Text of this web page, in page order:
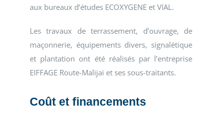
aux bureaux d’études ECOXYGENE et VIAL.
Les travaux de terrassement, d’ouvrage, de
maçonnerie, équipements divers, signalétique
et plantation ont été réalisés par l’entreprise
EIFFAGE Route-Malijai et ses sous-traitants.
Coût et financements